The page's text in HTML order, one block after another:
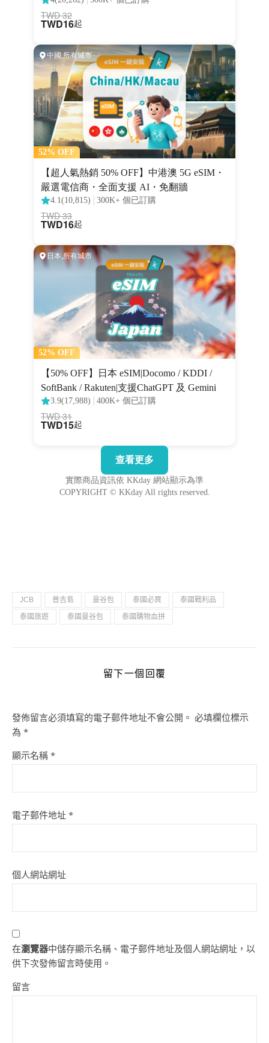
JCB 普吉島 曼谷包 泰國必買
泰國戰利品
泰國旅遊
泰國曼谷包 泰國購物血拼
留下一個回覆
發佈留言必須填寫的電子郵件地址不會公開。 必填欄位標示
為 *
顯示名稱 *
電子郵件地址 *
個人網站網址
在瀏覽器中儲存顯示名稱、電子郵件地址及個人網站網址，以
供下次發佈留言時使用。
留言